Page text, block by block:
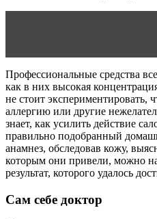
Профессиональные средства
как в них высокая
не стоит экспериментировать,
аллергию или другие
знает, как усилить действие
правильно подобранный
анамнез, обследовав кожу,
которым они привели, можно
результат, которого удалось
Сам себе доктор